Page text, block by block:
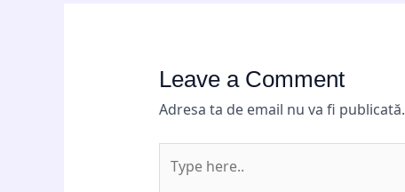
Leave a Comment
Adresa ta de email nu va fi publicată.
here..